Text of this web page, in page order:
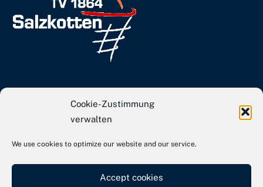
Cookie-Zustimmung
verwalten
We use cookies to optimize our website and our service.
Accept cookies
info[at]tvs-basketball.de
Webseite TVS Gesamtverein
Kontakt